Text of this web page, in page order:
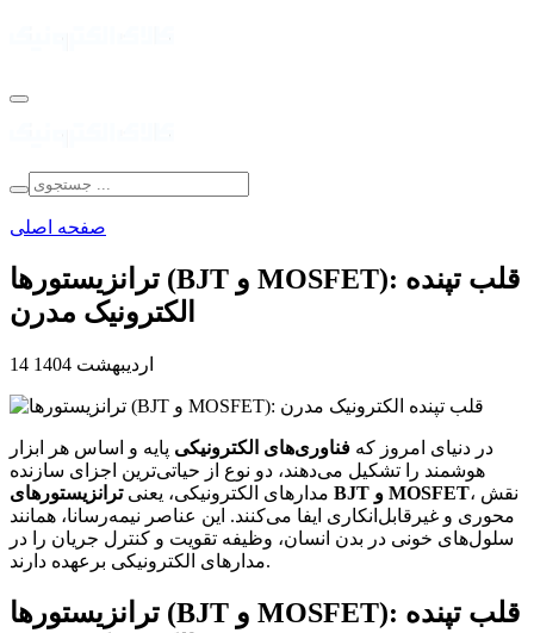
صفحه اصلی
ترانزیستورها (BJT و MOSFET): قلب تپنده
الکترونیک مدرن
14 اردیبهشت 1404
در دنیای امروز که فناوری‌های الکترونیکی پایه و اساس هر ابزار
هوشمند را تشکیل می‌دهند، دو نوع از حیاتی‌ترین اجزای سازنده
مدارهای الکترونیکی، یعنی
ترانزیستورهای BJT و MOSFET، نقش
محوری و غیرقابل‌انکاری ایفا می‌کنند. این عناصر نیمه‌رسانا، همانند
سلول‌های خونی در بدن انسان، وظیفه تقویت و کنترل جریان را در
مدارهای الکترونیکی برعهده دارند.
ترانزیستورها (BJT و MOSFET): قلب تپنده